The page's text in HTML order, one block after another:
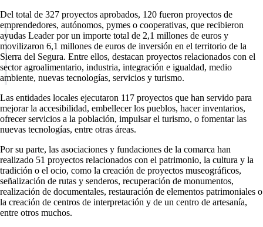
Del total de 327 proyectos aprobados, 120 fueron proyectos de
emprendedores, autónomos, pymes o cooperativas, que recibieron
ayudas Leader por un importe total de 2,1 millones de euros y
movilizaron 6,1 millones de euros de inversión en el territorio de la
Sierra del Segura. Entre ellos, destacan proyectos relacionados con el
sector agroalimentario, industria, integración e igualdad, medio
ambiente, nuevas tecnologías, servicios y turismo.
Las entidades locales ejecutaron 117 proyectos que han servido para
mejorar la accesibilidad, embellecer los pueblos, hacer inventarios,
ofrecer servicios a la población, impulsar el turismo, o fomentar las
nuevas tecnologías, entre otras áreas.
Por su parte, las asociaciones y fundaciones de la comarca han
realizado 51 proyectos relacionados con el patrimonio, la cultura y la
tradición o el ocio, como la creación de proyectos museográficos,
señalización de rutas y senderos, recuperación de monumentos,
realización de documentales, restauración de elementos patrimoniales o
la creación de centros de interpretación y de un centro de artesanía,
entre otros muchos.